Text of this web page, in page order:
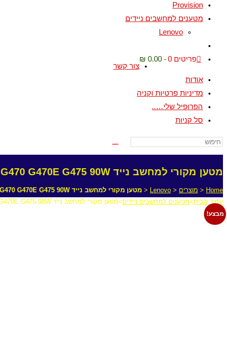
Provision
מטענים למחשבים ניידים
Lenovo
website
פריטים 0
0.00 ₪
צור קשר
אודות
מדיניות פרטיות וקניה
הפרופיל שלי…..
סל קניות
מטען מקורי למחשב נייד Lenovo G470 G470E G475 90W
Home
< מוצרים <
Lenovo
< מטען מקורי למחשב נייד Lenovo G470 G470E G475 90W
עמוד הבית>מטענים למחשבים ניידים>מטען מקורי למחשב נייד Lenovo G470 G470E G475 90W
מבצע!